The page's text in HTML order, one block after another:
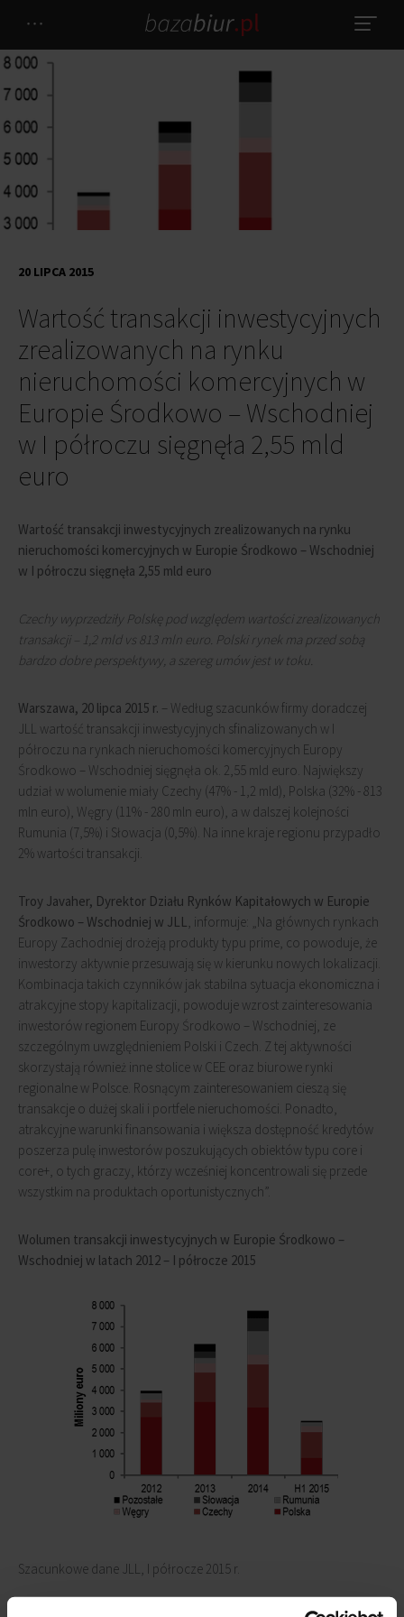
Wartość transakcji inwestycyjnych
zrealizowanych na rynku
nieruchomości komercyjnych w
Europie Środkowo – Wschodniej
w I półroczu sięgnęła 2,55 mld
euro
20 LIPCA 2015
Wartość transakcji inwestycyjnych zrealizowanych na rynku
nieruchomości komercyjnych w Europie Środkowo – Wschodniej
w I półroczu sięgnęła 2,55 mld euro
Czechy wyprzedziły Polskę pod względem wartości zrealizowanych
transakcji – 1,2 mld vs 813 mln euro. Polski rynek ma przed sobą
bardzo dobre perspektywy, a szereg umów jest w toku.
Warszawa, 20 lipca 2015 r. – Według szacunków firmy doradczej
JLL wartość transakcji inwestycyjnych sfinalizowanych w I
półroczu na rynkach nieruchomości komercyjnych Europy
Środkowo – Wschodniej sięgnęła ok. 2,55 mld euro. Największy
udział w wolumenie miały Czechy (47% - 1,2 mld), Polska (32% - 813
mln euro), Węgry (11% - 280 mln euro), a w dalszej kolejności
Rumunia (7,5%) i Słowacja (0,5%). Na inne kraje regionu przypadło
2% wartości transakcji.
Troy Javaher, Dyrektor Działu Rynków Kapitałowych w Europie
Środkowo – Wschodniej w JLL, informuje: „Na głównych rynkach
Europy Zachodniej drożeją produkty typu prime, co powoduje, że
inwestorzy aktywnie przesuwają się w kierunku nowych lokalizacji.
Kombinacja takich czynników jak stabilna sytuacja ekonomiczna i
atrakcyjne stopy kapitalizacji, powoduje wzrost zainteresowania
inwestorów regionem Europy Środkowo – Wschodniej, ze
szczególnym uwzględnieniem Polski i Czech. Z tej aktywności
skorzystają również inne stolice w CEE oraz biurowe rynki
regionalne w Polsce. Rosnącym zainteresowaniem cieszą się
transakcje o dużej skali i portfele nieruchomości. Ponadto,
atrakcyjne warunki finansowania i większa dostępność kredytów
poszerza pulę inwestorów poszukujących obiektów typu core i
core+, o tych graczy, którzy wcześniej koncentrowali się przede
wszystkim na produktach oportunistycznych”.
Wolumen transakcji inwestycyjnych w Europie Środkowo –
Wschodniej w latach 2012 – I półrocze 2015
Szacunkowe dane JLL, I półrocze 2015 r.